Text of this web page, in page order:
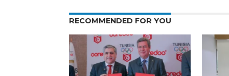
RECOMMENDED FOR YOU